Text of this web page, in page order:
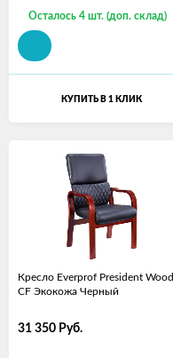
Осталось 4 шт. (доп. склад)
КУПИТЬ В 1 КЛИК
Кресло Everprof President Wood
CF Экокожа Черный
31 350 Руб.